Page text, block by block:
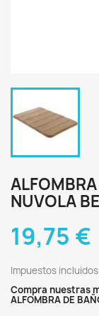
NUVOLA
19,75 €
Impuestos incluidos
Compra nuestras
ALFOMBRA DE